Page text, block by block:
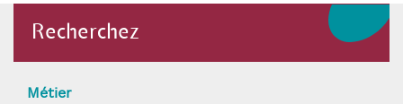
Recherchez
Métier